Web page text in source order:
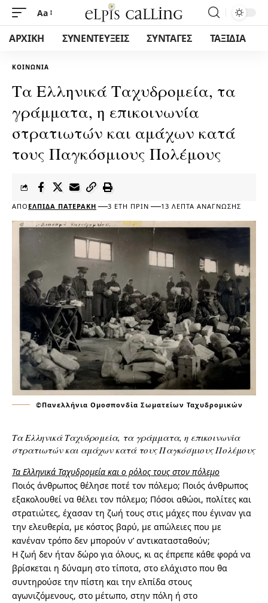
Aa
ΑΡΧΙΚΗ ΣΥΝΕΝΤΕΥΞΕΙΣ ΣΥΝΤΑΓΕΣ ΤΑΞΙΔΙΑ
ΚΟΙΝΩΝΊΑ
Τα Ελληνικά Ταχυδρομεία, τα
γράμματα, η επικοινωνία
στρατιωτών και αμάχων κατά
τους Παγκόσμιους Πολέμους
ΑΠΌ ΕΛΠΊΔΑ ΠΑΤΕΡΆΚΗ 3 ΈΤΗ ΠΡΙΝ 13 ΛΕΠΤΆ ΑΝΆΓΝΩΣΗΣ
©Πανελλήνια Ομοσπονδία Σωματείων Ταχυδρομικών
Τα Ελληνικά Ταχυδρομεία, τα γράμματα, η επικοινωνία
στρατιωτών και αμάχων κατά τους Παγκόσμιους Πολέμους
Τα Ελληνικά Ταχυδρομεία και ο ρόλος τους στον πόλεμο
Ποιός άνθρωπος θέλησε ποτέ τον πόλεμο; Ποιός άνθρωπος
εξακολουθεί να θέλει τον πόλεμο; Πόσοι αθώοι, πολίτες και
στρατιώτες, έχασαν τη ζωή τους στις μάχες που έγιναν για
την ελευθερία, με κόστος βαρύ, με απώλειες που με
κανέναν τρόπο δεν μπορούν ν’ αντικατασταθούν;
Η ζωή δεν ήταν δώρο για όλους, κι ας έπρεπε κάθε φορά να
βρίσκεται η δύναμη στο τίποτα, στο ελάχιστο που θα
συντηρούσε την πίστη και την ελπίδα στους
αγωνιζόμενους, στο μέτωπο, στην πόλη ή στο